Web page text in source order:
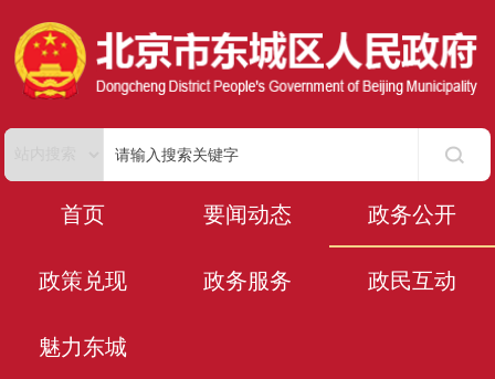
首页 要闻动态 政务公开
政策兑现 政务服务 政民互动
魅力东城